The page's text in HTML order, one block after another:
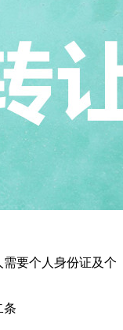
要个人身份证及个